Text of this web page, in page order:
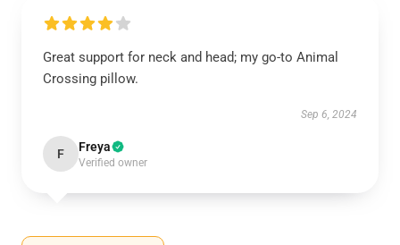
Great support for neck and head; my go-to Animal
Crossing pillow.
Sep 6, 2024
F Freya
Verified owner